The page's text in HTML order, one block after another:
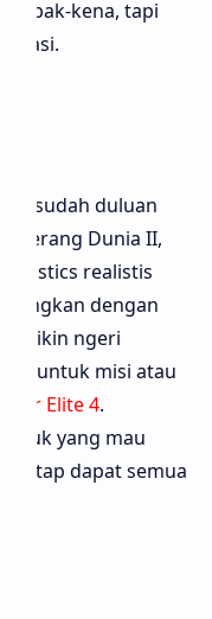
kena, tapi
4 sudah duluan
Perang Dunia II,
realistis
dengan
bikin ngeri
op untuk misi atau
Elite 4.
yang mau
tetap dapat semua